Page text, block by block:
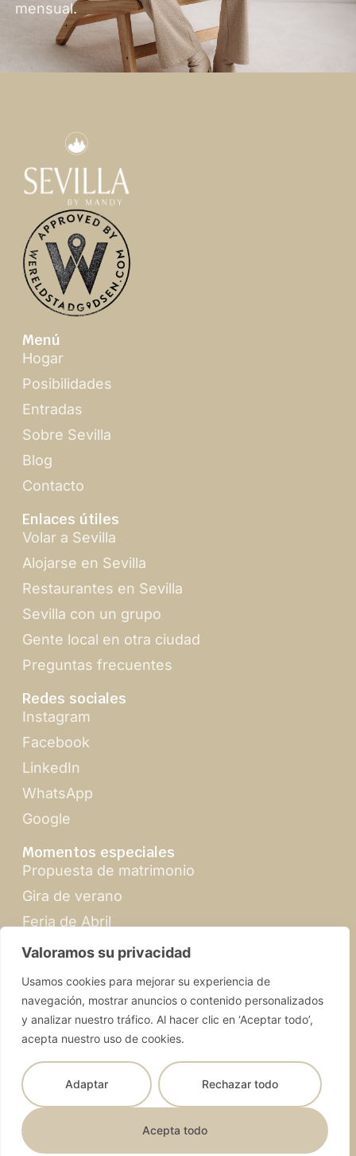
Valoramos su privacidad
Usamos cookies para mejorar su experiencia de
navegación, mostrar anuncios o contenido personalizados
y analizar nuestro tráfico. Al hacer clic en ‘Aceptar todo’,
acepta nuestro uso de cookies.
Adaptar Rechazar todo
Acepta todo
mensual.
Menú
Hogar
Posibilidades
Entradas
Sobre Sevilla
Blog
Contacto
Enlaces útiles
Volar a Sevilla
Alojarse en Sevilla
Restaurantes en Sevilla
Sevilla con un grupo
Gente local en otra ciudad
Preguntas frecuentes
Redes sociales
Instagram
Facebook
LinkedIn
WhatsApp
Google
Momentos especiales
Propuesta de matrimonio
Gira de verano
Feria de Abril
Navidad en Sevilla
SevillabyMandy.com | © 2026 Todos los derechos
reservados
Términos y condiciones
Política de privacidad
Declaración de accesibilidadKit Digital
Diseño web
Selva Digital